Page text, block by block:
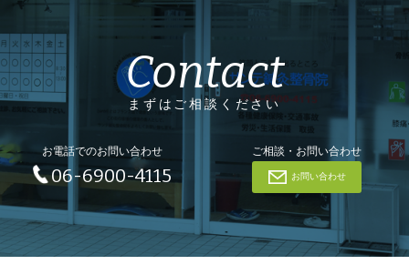
Contact
まずはご相談ください
お電話でのお問い合わせ
06-6900-4115
ご相談・お問い合わせ
お問い合わせ